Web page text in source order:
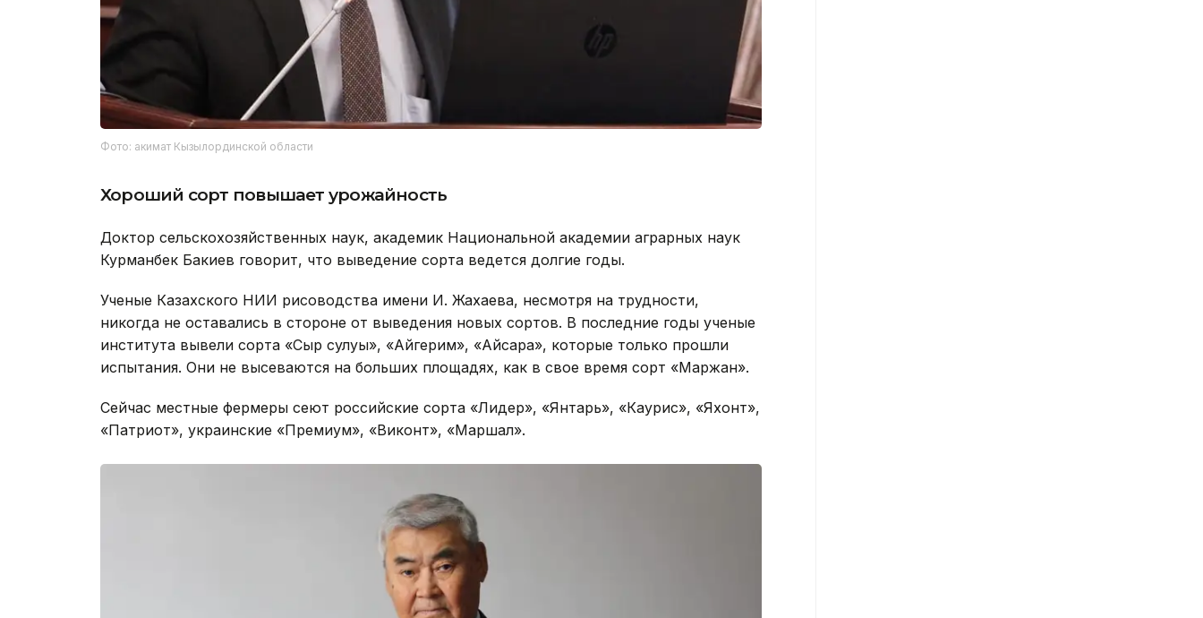
Фото: акимат Кызылординской области
Хороший сорт повышает урожайность
Доктор сельскохозяйственных наук, академик Национальной академии аграрных наук
Курманбек Бакиев говорит, что выведение сорта ведется долгие годы.
Ученые Казахского НИИ рисоводства имени И. Жахаева, несмотря на трудности,
никогда не оставались в стороне от выведения новых сортов. В последние годы ученые
института вывели сорта «Сыр сулуы», «Айгерим», «Айсара», которые только прошли
испытания. Они не высеваются на больших площадях, как в свое время сорт «Маржан».
Сейчас местные фермеры сеют российские сорта «Лидер», «Янтарь», «Каурис», «Яхонт»,
«Патриот», украинские «Премиум», «Виконт», «Маршал».